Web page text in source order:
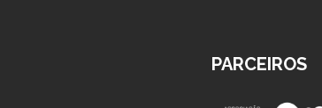
PARCEIROS